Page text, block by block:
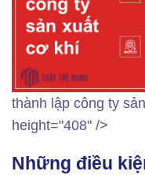
thành lập công ty
height="408" />
Những điều